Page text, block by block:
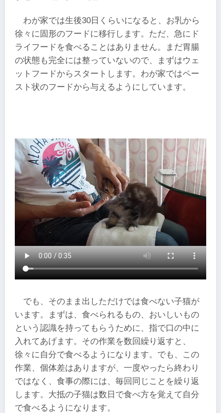
わが家では生後30日くらいになると、お乳から
徐々に固形のフードに移行します。ただ、急にド
ライフードを食べることはありません。まだ胃腸
の状態も完全には整っていないので、まずはウェ
ットフードからスタートします。わが家ではペー
スト状のフードから与えるようにしています。
でも、そのまま出しただけでは食べない子猫が
います。まずは、食べられるもの、おいしいもの
という認識を持ってもらうために、指で口の中に
入れてあげます。その作業を数回繰り返すと、
徐々に自分で食べるようになります。でも、この
作業、個体差はありますが、一度やったら終わり
ではなく、食事の際には、毎回同じことを繰り返
します。大抵の子猫は数日で食べ方を覚えて自分
で食べるようになります。